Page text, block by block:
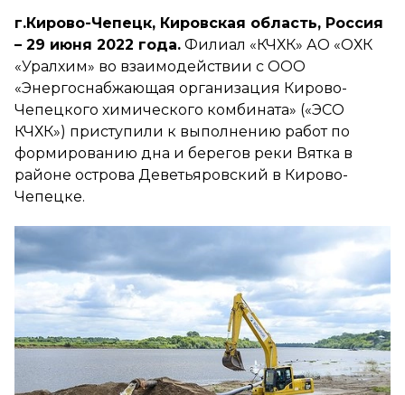
г.Кирово-Чепецк, Кировская область, Россия
– 29 июня 2022 года. Филиал «КЧХК» АО «ОХК
«Уралхим» во взаимодействии с ООО
«Энергоснабжающая организация Кирово-
Чепецкого химического комбината» («ЭСО
КЧХК») приступили к выполнению работ по
формированию дна и берегов реки Вятка в
районе острова Деветьяровский в Кирово-
Чепецке.